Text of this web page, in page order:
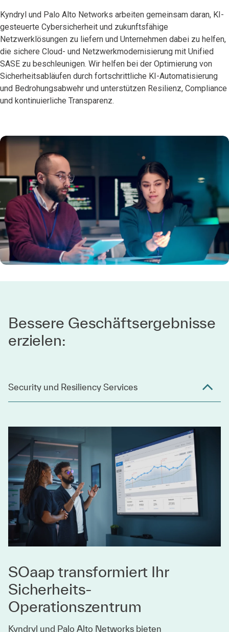
Kyndryl und Palo Alto Networks arbeiten gemeinsam daran, KI-
gesteuerte Cybersicherheit und zukunftsfähige
Netzwerklösungen zu liefern und Unternehmen dabei zu helfen,
die sichere Cloud- und Netzwerkmodernisierung mit Unified
SASE zu beschleunigen. Wir helfen bei der Optimierung von
Sicherheitsabläufen durch fortschrittliche KI-Automatisierung
und Bedrohungsabwehr und unterstützen Resilienz, Compliance
und kontinuierliche Transparenz.
Bessere Geschäftsergebnisse
erzielen:
Security und Resiliency Services
SOaap transformiert Ihr
Sicherheits-
Operationszentrum
Kyndryl und Palo Alto Networks bieten